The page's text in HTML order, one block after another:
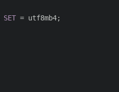
SET = utf8mb4;